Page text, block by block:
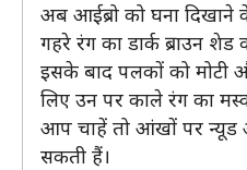
अब आईब्रो को घना दिखाने
गहरे रंग का डार्क ब्राउन शेड
इसके बाद पलकों को मोटी
लिए उन पर काले रंग का
आप चाहें तो आंखों पर न्यूड
सकती हैं।